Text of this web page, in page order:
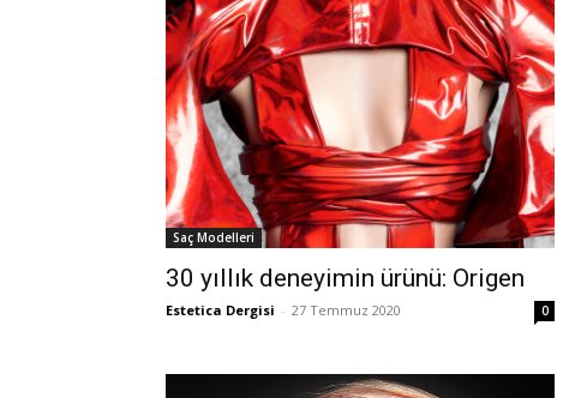
Saç Modelleri
30 yıllık deneyimin ürünü: Origen
Estetica Dergisi - 27 Temmuz 2020 0